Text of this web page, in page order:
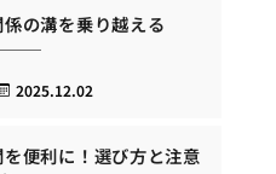
の溝を乗り越える
2025.12.02
便利に！選び方と注意